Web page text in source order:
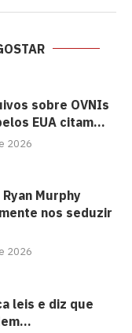
sobre OVNIs
EUA citam...
2026
Murphy
nos seduzir
2026
leis e diz que